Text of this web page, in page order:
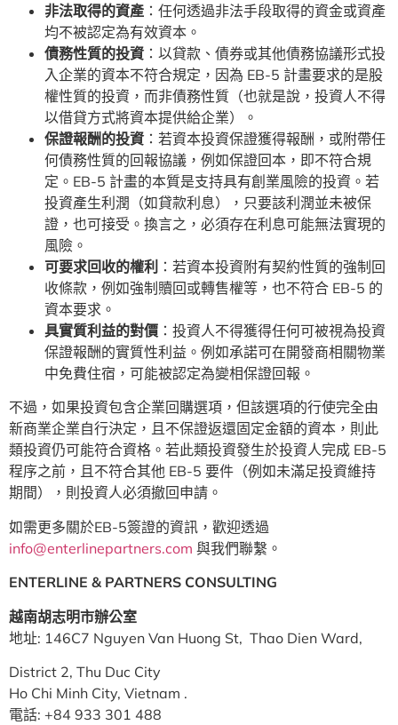
非法取得的資產 ：任何透過非法手段取得的資金或資產
均不被認定為有效資本。
債務性質的投資 ：以貸款、債券或其他債務協議形式投
入企業的資本不符合規定，因為 EB-5 計畫要求的是股
權性質的投資，而非債務性質（也就是說，投資人不得
以借貸方式將資本提供給企業）。
保證報酬的投資 ：若資本投資保證獲得報酬，或附帶任
何債務性質的回報協議，例如保證回本，即不符合規
定。EB-5 計畫的本質是支持具有創業風險的投資。若
投資產生利潤（如貸款利息），只要該利潤並未被保
證，也可接受。換言之，必須存在利息可能無法實現的
風險。
可要求回收的權利 ：若資本投資附有契約性質的強制回
收條款，例如強制贖回或轉售權等，也不符合 EB-5 的
資本要求。
具實質利益的對價 ：投資人不得獲得任何可被視為投資
保證報酬的實質性利益。例如承諾可在開發商相關物業
中免費住宿，可能被認定為變相保證回報。
不過，如果投資包含企業回購選項，但該選項的行使完全由
新商業企業自行決定，且不保證返還固定金額的資本，則此
類投資仍可能符合資格。若此類投資發生於投資人完成 EB-5
程序之前，且不符合其他 EB-5 要件（例如未滿足投資維持
期間），則投資人必須撤回申請。
如需更多關於EB-5簽證的資訊，歡迎透過
info@enterlinepartners.com 與我們聯繫。
ENTERLINE & PARTNERS CONSULTING
越南胡志明市辦公室
地址: 146C7 Nguyen Van Huong St, Thao Dien Ward,
District 2, Thu Duc City
Ho Chi Minh City, Vietnam .
電話: +84 933 301 488